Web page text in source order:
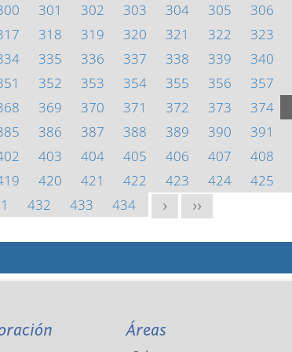
301 302 303 304 305 306
318 319 320 321 322 323
335 336 337 338 339 340
352 353 354 355 356 357
369 370 371 372 373 374
386 387 388 389 390 391
403 404 405 406 407 408
420 421 422 423 424 425
432 433 434 > >>
Áreas